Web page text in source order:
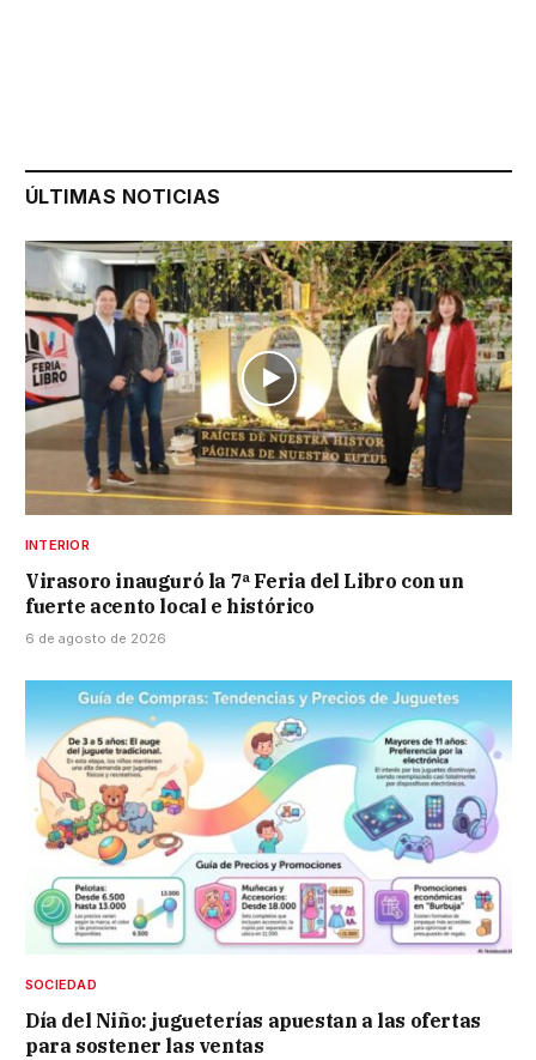
ÚLTIMAS NOTICIAS
INTERIOR
Virasoro inauguró la 7ª Feria del Libro con un
fuerte acento local e histórico
6 de agosto de 2026
SOCIEDAD
Día del Niño: jugueterías apuestan a las ofertas
para sostener las ventas